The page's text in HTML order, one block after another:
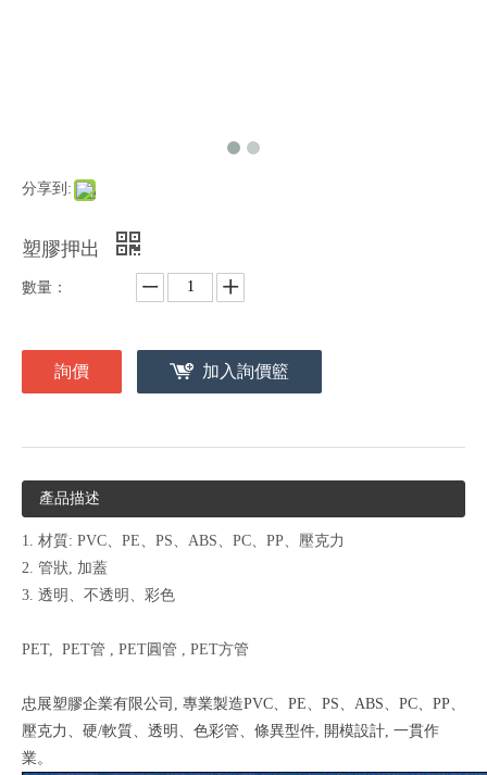
分享到:
塑膠押出
數量：
詢價 加入詢價籃
產品描述
1. 材質: PVC、PE、PS、ABS、PC、PP、壓克力
2. 管狀, 加蓋
3. 透明、不透明、彩色
PET, PET管 , PET圓管 , PET方管
忠展塑膠企業有限公司, 專業製造PVC、PE、PS、ABS、PC、PP、
壓克力、硬/軟質、透明、色彩管、條異型件, 開模設計, 一貫作
業。